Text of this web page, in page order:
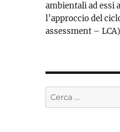
ambientali ad essi
l’approccio del
assessment –
Cerca: